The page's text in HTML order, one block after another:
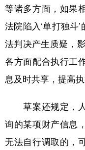
等诸多方面，如果
法院陷入‘单打独斗
法判决产生质疑，
各方面配合执行工
息及时共享，提高
草案还规定，人
询的某项财产信息
无法自行调取的，